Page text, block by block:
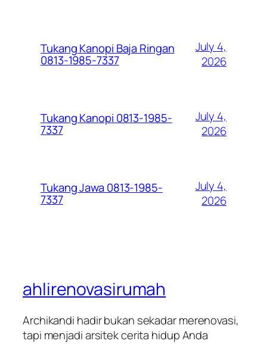
Tukang Kanopi Baja Ringan
0813-1985-7337
July 4,
2026
Tukang Kanopi 0813-1985-
7337
July 4,
2026
Tukang Jawa 0813-1985-
7337
July 4,
2026
ahlirenovasirumah
Archikandi hadir bukan sekadar merenovasi,
tapi menjadi arsitek cerita hidup Anda